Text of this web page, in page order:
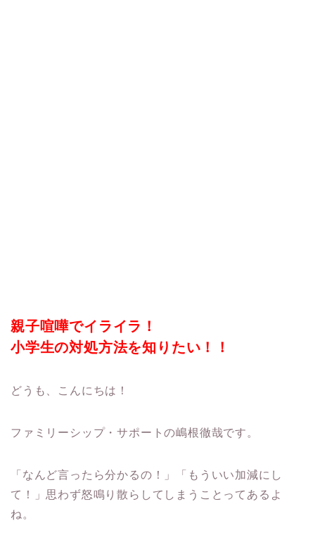
親子喧嘩でイライラ！
小学生の対処方法を知りたい！！
どうも、こんにちは！
ファミリーシップ・サポートの嶋根徹哉です。
「なんど言ったら分かるの！」「もういい加減にし
て！」思わず怒鳴り散らしてしまうことってあるよ
ね。